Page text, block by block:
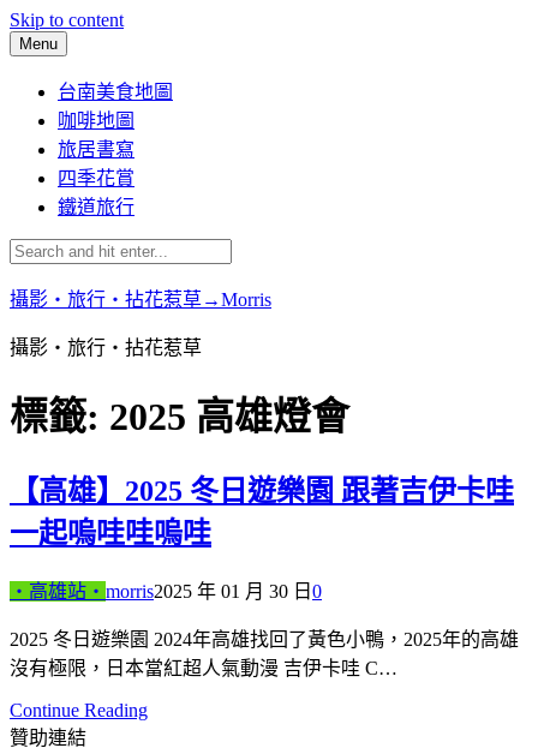
Skip to content
Menu
台南美食地圖
咖啡地圖
旅居書寫
四季花賞
鐵道旅行
攝影‧旅行‧拈花惹草→Morris
攝影‧旅行‧拈花惹草
標籤: 2025 高雄燈會
【高雄】2025 冬日遊樂園 跟著吉伊卡哇
一起嗚哇哇嗚哇
‧高雄站‧ morris2025 年 01 月 30 日 0
2025 冬日遊樂園 2024年高雄找回了黃色小鴨，2025年的高雄
沒有極限，日本當紅超人氣動漫 吉伊卡哇 C…
Continue Reading
贊助連結